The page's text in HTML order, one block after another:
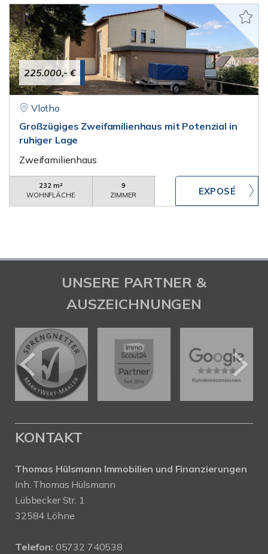
225.000,- €
Vlotho
Großzügiges Zweifamilienhaus mit Potenzial in
ruhiger Lage
Zweifamilienhaus
232 m²
WOHNFLÄCHE
9
ZIMMER
UNSERE PARTNER &
AUSZEICHNUNGEN
KONTAKT
Thomas Hülsmann Immobilien und Finanzierungen
Inh. Thomas Hülsmann
Lübbecker Str. 1
32584 Löhne
Telefon: 05732 740538